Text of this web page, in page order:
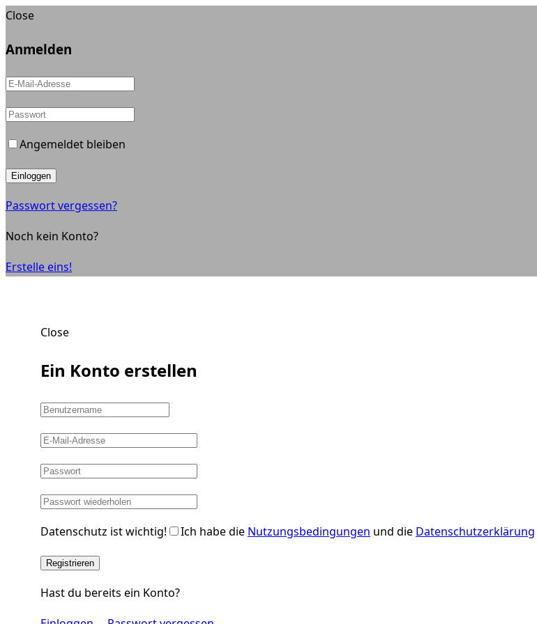
Close
Anmelden
Angemeldet bleiben
Einloggen
Passwort vergessen?
Noch kein Konto?
Erstelle eins!
Close
Ein Konto erstellen
Datenschutz ist wichtig! Ich habe die Nutzungsbedingungen und die Datenschutzerklärung
Registrieren
Hast du bereits ein Konto?